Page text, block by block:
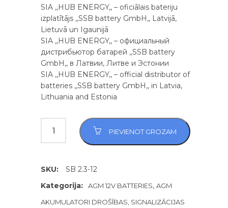
SIA ,,HUB ENERGY,, – oficiālais bateriju
izplatītājs ,,SSB battery GmbH,, Latvijā,
Lietuvā un Igaunijā
SIA ,,HUB ENERGY,, – официальный
дистрибьютор батарей ,,SSB battery
GmbH,, в Латвии, Литве и Эстонии
SIA ,,HUB ENERGY,, – official distributor of
batteries ,,SSB battery GmbH,, in Latvia,
Lithuania and Estonia
PIEVIENOT GROZAM
SKU:
SB 2.3-12
Kategorija:
AGM 12V BATTERIES, AGM
AKUMULATORI DROŠĪBAS, SIGNALIZĀCIJAS